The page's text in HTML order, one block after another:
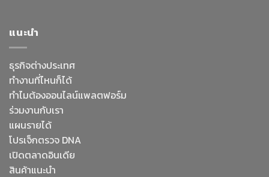
แนะนำ
ธุรกิจต่างประเทศ
ทำงานที่ไหนก็ได้
ทำไมต้องออนไลน์แพลตฟอร์ม
ร่วมงานกับเรา
แผนรายได้
โปรเจ็กตรวจ DNA
เปิดตลาดอินเดีย
สินค้าแนะนำ